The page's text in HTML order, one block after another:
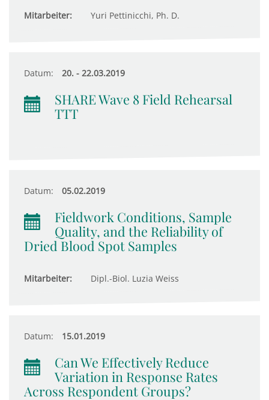
Mitarbeiter: Yuri Pettinicchi, Ph. D.
Datum: 20. - 22.03.2019
SHARE Wave 8 Field Rehearsal
TTT
Datum: 05.02.2019
Fieldwork Conditions, Sample
Quality, and the Reliability of
Dried Blood Spot Samples
Mitarbeiter: Dipl.-Biol. Luzia Weiss
Datum: 15.01.2019
Can We Effectively Reduce
Variation in Response Rates
Across Respondent Groups?